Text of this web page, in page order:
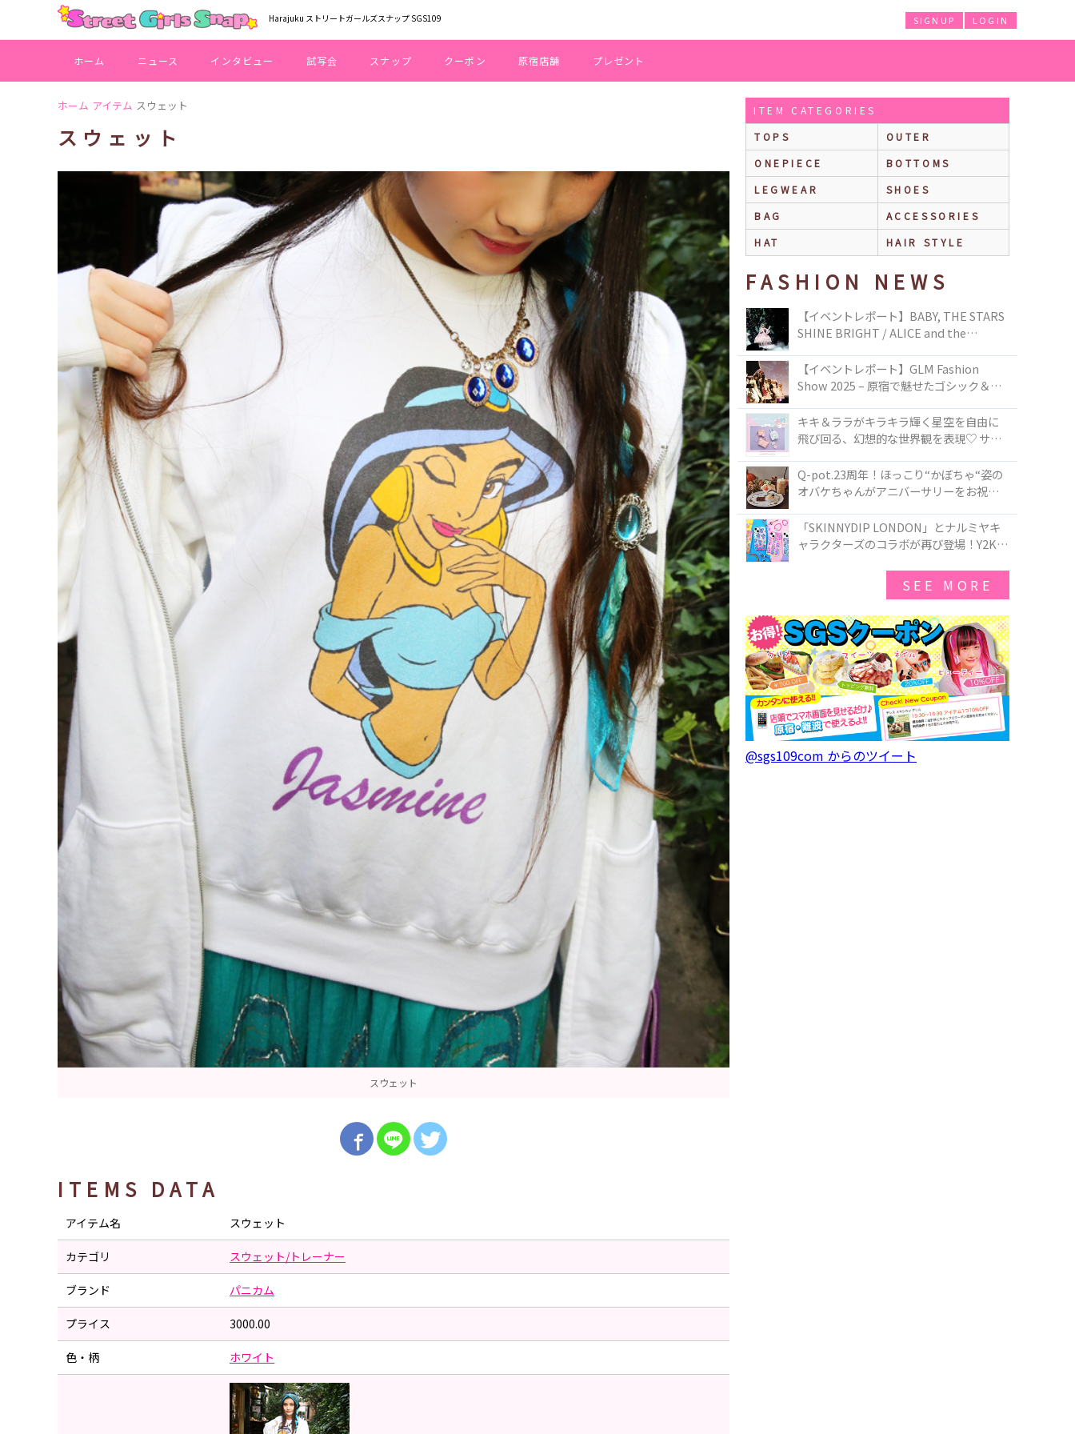
Harajuku ストリートガールズスナップ SGS109 LOGIN
SIGNUP
ホーム ニュース インタビュー 試写会 スナップ クーポン 原宿店舗 プレゼント
ホーム アイテム スウェット
スウェット
スウェット
ITEMS DATA
アイテム名 スウェット
カテゴリ スウェット/トレーナー
ブランド パニカム
プライス 3000.00
色・柄 ホワイト
ITEM CATEGORIES
TOPS
OUTER
ONEPIECE
BOTTOMS
LEGWEAR
SHOES
BAG
ACCESSORIES
HAT
HAIR STYLE
FASHION NEWS
【イベントレポート】BABY, THE STARS
SHINE BRIGHT / ALICE and the
TOKYO
【イベントレポート】GLM Fashion
Show 2025 – 原宿で魅せたゴシック＆ロ
キキ＆ララがキラキラ輝く星空を自由に
飛び回る、幻想的な世界観を表現♡ サマ
50周年アニバーサリーイヤー』を記念し
たコレクションが登場
Q-pot.23周年！ほっこり“かぼちゃ“姿の
オバケちゃんがアニバーサリーをお祝い
ー」が新発売！Q-pot CAFE.では「かぼち
ゃのオバケーキプレート」も登場
「SKINNYDIP LONDON」とナルミヤキ
ャラクターズのコラボが再び登場！Y2Kム
SEE MORE
@sgs109com からのツイート